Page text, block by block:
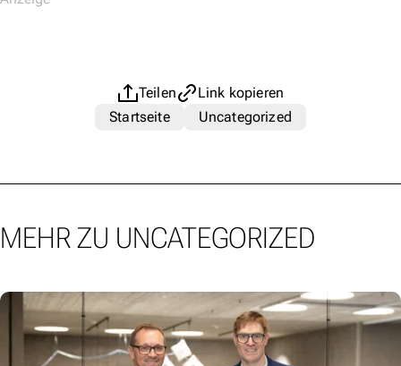
Teilen
Link kopieren
Startseite
Uncategorized
MEHR ZU UNCATEGORIZED